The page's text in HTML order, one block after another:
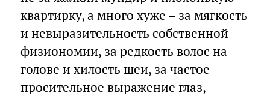
квартирку, а много хуже – за мягкость
и невыразительность собственной
физиономии, за редкость волос на
голове и хилость шеи, за частое
просительное выражение глаз,